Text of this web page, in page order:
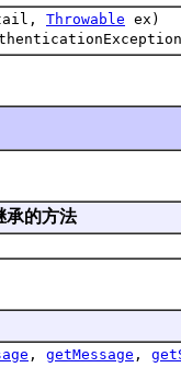
Throwable ex)
承的方法
, getMessage ,